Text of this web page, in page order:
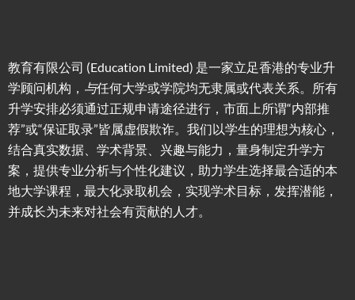
教育有限公司 (Education Limited) 是一家立足香港的专业升
学顾问机构， 与任何大学或学院均无隶属或代表关系。所有
升学安排必须通过正规申请途径进行，市面上所谓“内部推
荐”或“保证取录”皆属虚假欺诈。我们以学生的理想为核心，
结合真实数据、学术背景、兴趣与能力，量身制定升学方
案，提供专业分析与个性化建议，助力学生选择最合适的本
地大学课程，最大化录取机会，实现学术目标，发挥潜能，
并成长为未来对社会有贡献的人才。